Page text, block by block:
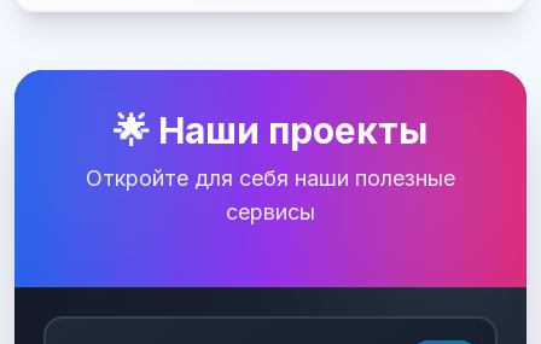
🌟 Наши проекты
Откройте для себя наши полезные
сервисы